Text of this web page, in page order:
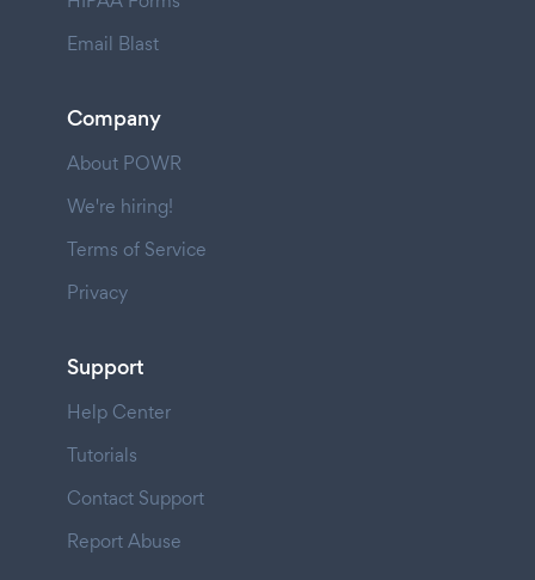
Email Blast
Company
About POWR
We're hiring!
Terms of Service
Privacy
Support
Help Center
Tutorials
Contact Support
Report Abuse